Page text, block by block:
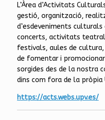
L’Àrea d’Activitats
gestió, organització,
d’esdeveniments
concerts, activitats
festivals, aules de
de fomentar i
sorgides des de la nostra
dins com fora de la pròpia
https://acts.webs.upv.es/